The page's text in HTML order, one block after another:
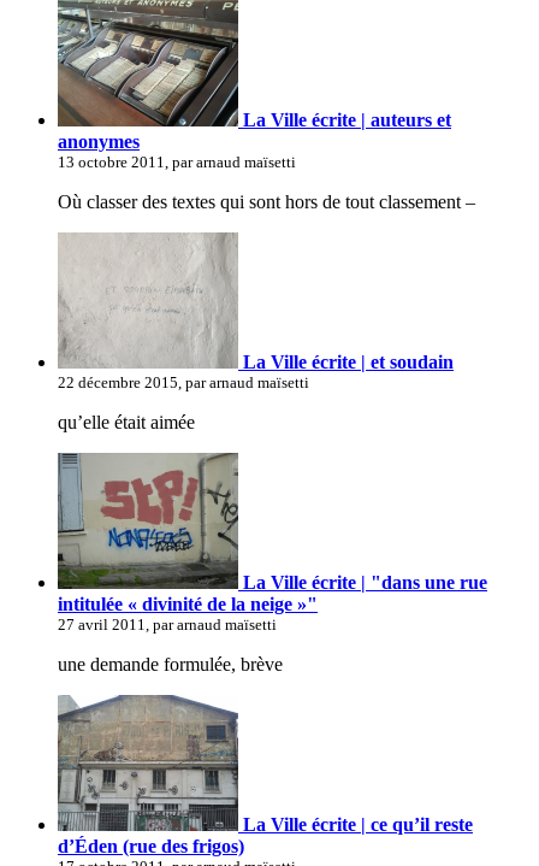
La Ville écrite | auteurs et
anonymes
13 octobre 2011, par arnaud maïsetti
Où classer des textes qui sont hors de tout classement –
La Ville écrite | et soudain
22 décembre 2015, par arnaud maïsetti
qu’elle était aimée
La Ville écrite | "dans une rue
intitulée « divinité de la neige »"
27 avril 2011, par arnaud maïsetti
une demande formulée, brève
La Ville écrite | ce qu’il reste
d’Éden (rue des frigos)